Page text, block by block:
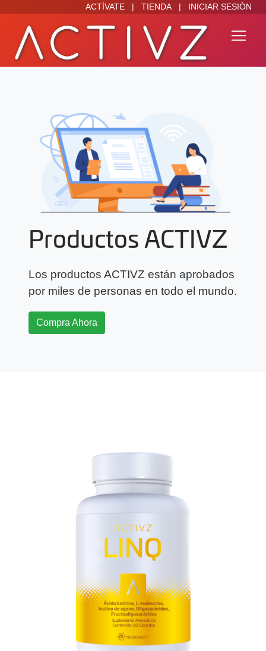
ACTÍVATE | TIENDA | INICIAR SESIÓN
Productos ACTIVZ
Los productos ACTIVZ están aprobados
por miles de personas en todo el mundo.
Compra Ahora